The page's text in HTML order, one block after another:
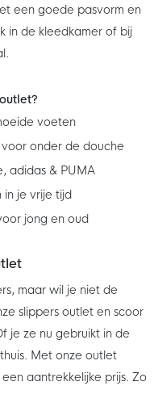
een goede pasvorm en
in de kleedkamer of bij
voeten
onder de douche
adidas & PUMA
in je vrije tijd
jong en oud
maar wil je niet de
slippers outlet en scoor
je ze nu gebruikt in de
Met onze outlet
aantrekkelijke prijs. Zo